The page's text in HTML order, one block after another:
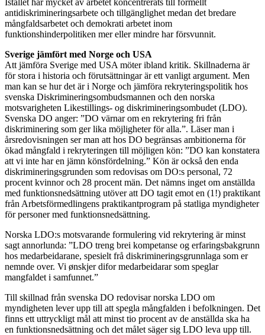
antidiskrimineringsarbete och tillgänglighet medan det bredare
mångfaldsarbetet och demokrati arbetet inom
funktionshinderpolitiken mer eller mindre har försvunnit.
Sverige jämfört med Norge och USA
Att jämföra Sverige med USA möter ibland kritik. Skillnaderna är
för stora i historia och förutsättningar är ett vanligt argument. Men
man kan se hur det är i Norge och jämföra rekryteringspolitik hos
svenska Diskrimineringsombudsmannen och den norska
motsvarigheten Likestillings- og diskrimineringsombudet (LDO).
Svenska DO anger: ”DO värnar om en rekrytering fri från
diskriminering som ger lika möjligheter för alla.”. Läser man i
årsredovisningen ser man att hos DO begränsas ambitionerna för
ökad mångfald i rekryteringen till möjligen kön: ”DO kan konstatera
att vi inte har en jämn könsfördelning.” Kön är också den enda
diskrimineringsgrunden som redovisas om DO:s personal, 72
procent kvinnor och 28 procent män. Det nämns inget om anställda
med funktionsnedsättning utöver att DO tagit emot en (1!) praktikant
från Arbetsförmedlingens praktikantprogram på statliga myndigheter
för personer med funktionsnedsättning.
Norska LDO:s motsvarande formulering vid rekrytering är minst
sagt annorlunda: ”LDO treng brei kompetanse og erfaringsbakgrunn
hos medarbeidarane, spesielt frå diskrimineringsgrunnlaga som er
nemnde over. Vi ønskjer difor medarbeidarar som speglar
mangfaldet i samfunnet.”
Till skillnad från svenska DO redovisar norska LDO om
myndigheten lever upp till att spegla mångfalden i befolkningen. Det
finns ett uttryckligt mål att minst tio procent av de anställda ska ha
en funktionsnedsättning och det målet säger sig LDO leva upp till.